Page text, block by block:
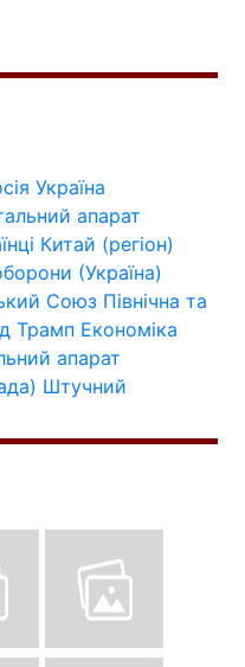
Україна
апарат
Китай (регіон)
(Україна)
Союз Північна та
Трамп Економіка
апарат
Штучний